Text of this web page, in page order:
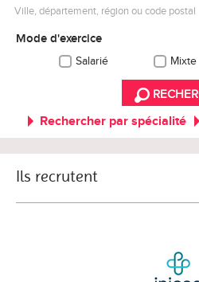
Ville, département, région ou code postal
Mode d'exercice
Salarié Mixte
Rechercher par spécialité
Ils recrutent